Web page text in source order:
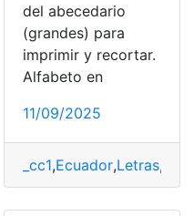
Pasillo
del abecedario
(grandes) para
imprimir y recortar.
Alfabeto en
11/09/2025
_cc1,Ecuador,Letras,